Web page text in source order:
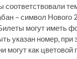
– символ Нового
могут иметь
указан номер,
могут как